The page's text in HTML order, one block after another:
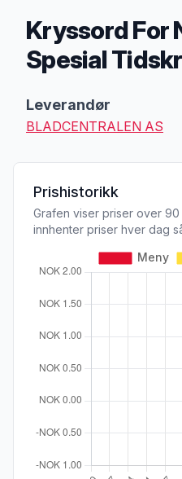
Kryssord For
Spesial
Leverandør
BLADCENTRALEN AS
Prishistorikk
Grafen viser priser over
innhenter priser hver dag